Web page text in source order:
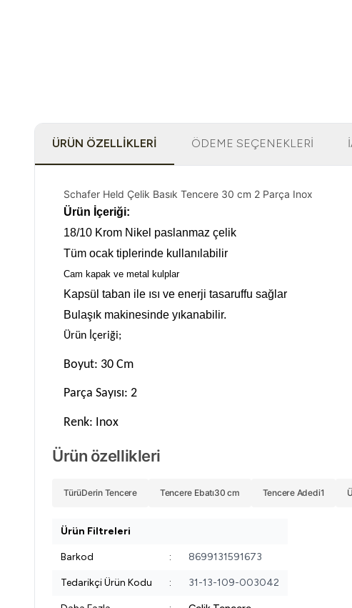
ÜRÜN ÖZELLIKLERI ÖDEME SEÇENEKLERI
Schafer Held Çelik Basık Tencere 30 cm 2 Parça Inox
Ürün İçeriği:
18/10 Krom Nikel paslanmaz çelik
Tüm ocak tiplerinde kullanılabilir
Cam kapak ve metal kulplar
Kapsül taban ile ısı ve enerji tasaruffu sağlar
Bulaşık makinesinde yıkanabilir.
Ürün İçeriği;
Boyut: 30 Cm
Parça Sayısı: 2
Renk: Inox
Ürün özellikleri
TürüDerin Tencere Tencere Ebatı30 cm Tencere Adedi1
Ürün Filtreleri
Barkod : 8699131591673
Tedarikçi Ürün Kodu : 31-13-109-003042